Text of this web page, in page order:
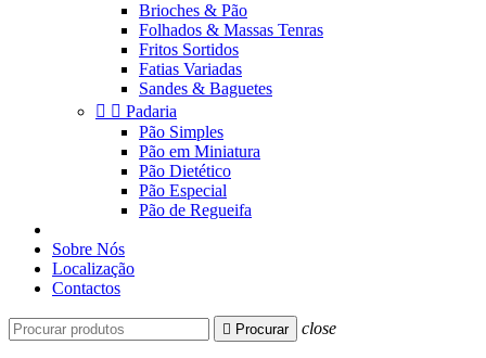
Brioches & Pão
Folhados & Massas Tenras
Fritos Sortidos
Fatias Variadas
Sandes & Baguetes
  Padaria
Pão Simples
Pão em Miniatura
Pão Dietético
Pão Especial
Pão de Regueifa
Sobre Nós
Localização
Contactos
 Procurar close